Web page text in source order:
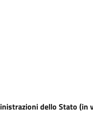
dello Stato (in